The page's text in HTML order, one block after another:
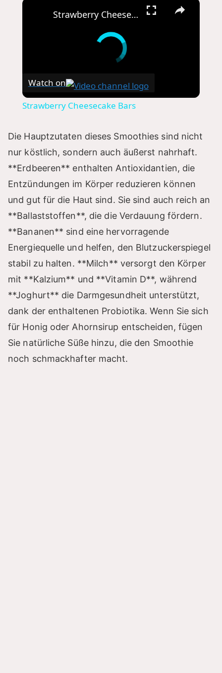
Strawberry Cheesecake Bars
Watch on
Strawberry Cheesecake Bars
Die Hauptzutaten dieses Smoothies sind nicht
nur köstlich, sondern auch äußerst nahrhaft.
**Erdbeeren** enthalten Antioxidantien, die
Entzündungen im Körper reduzieren können
und gut für die Haut sind. Sie sind auch reich an
**Ballaststoffen**, die die Verdauung fördern.
**Bananen** sind eine hervorragende
Energiequelle und helfen, den Blutzuckerspiegel
stabil zu halten. **Milch** versorgt den Körper
mit **Kalzium** und **Vitamin D**, während
**Joghurt** die Darmgesundheit unterstützt,
dank der enthaltenen Probiotika. Wenn Sie sich
für Honig oder Ahornsirup entscheiden, fügen
Sie natürliche Süße hinzu, die den Smoothie
noch schmackhafter macht.